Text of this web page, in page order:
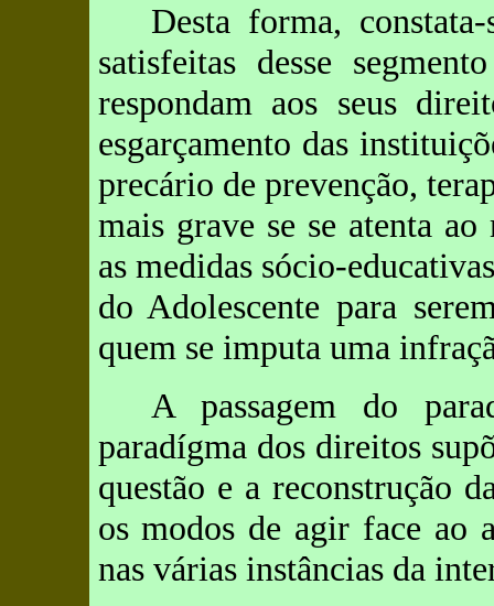
Desta forma,
satisfeitas desse
respondam aos seus
esgarçamento das
precário de prevenção,
mais grave se se atenta
as medidas sócio-
do Adolescente para
quem se imputa uma
A passagem do
paradígma dos direitos
questão e a reconstrução
os modos de agir face ao
nas várias instâncias da